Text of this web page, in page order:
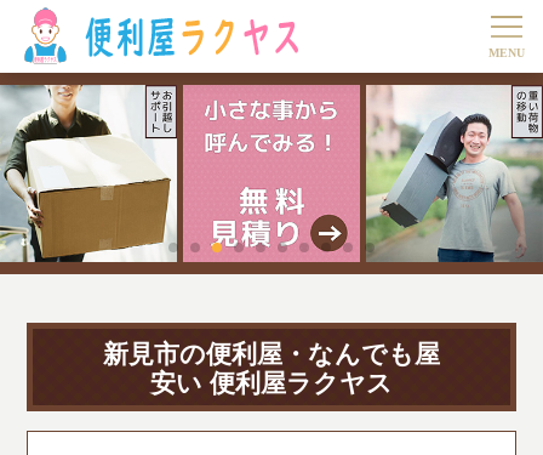
新見市の便利屋・なんでも屋
安い 便利屋ラクヤス